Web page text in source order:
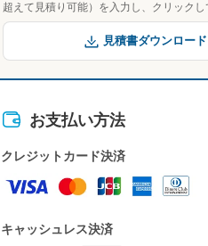
超えて見積り可能）を入力し、クリックし
見積書ダウンロード
お支払い方法
クレジットカード決済
キャッシュレス決済